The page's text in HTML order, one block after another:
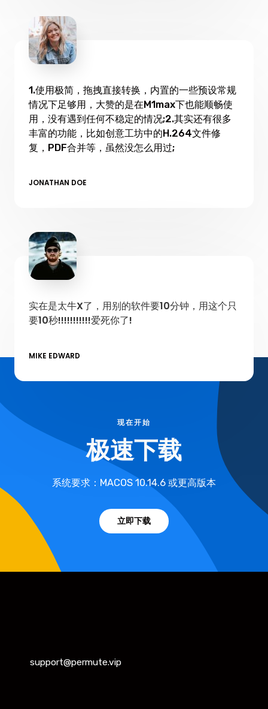
1.使用极简，拖拽直接转换，内置的一些预设常规
情况下足够用，大赞的是在M1max下也能顺畅使
用，没有遇到任何不稳定的情况;2.其实还有很多
丰富的功能，比如创意工坊中的H.264文件修
复，PDF合并等，虽然没怎么用过;
JONATHAN DOE
实在是太牛X了，用别的软件要10分钟，用这个只
要10秒!!!!!!!!!!!爱死你了!
MIKE EDWARD
现在开始
极速下载
系统要求：MACOS 10.14.6 或更高版本
立即下载
support@permute.vip